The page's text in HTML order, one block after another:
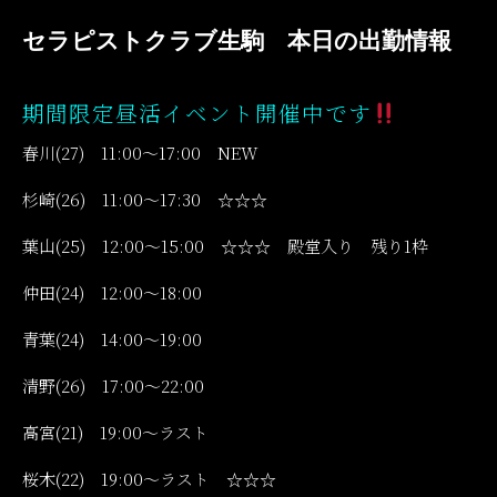
セラピストクラブ生駒 本日の出勤情報
期間限定昼活イベント開催中です
春川(27) 11:00～17:00 NEW
杉崎(26) 11:00～17:30 ☆☆☆
葉山(25) 12:00～15:00 ☆☆☆ 殿堂入り 残り1枠
仲田(24) 12:00～18:00
青葉(24) 14:00～19:00
清野(26) 17:00～22:00
高宮(21) 19:00～ラスト
桜木(22) 19:00～ラスト ☆☆☆